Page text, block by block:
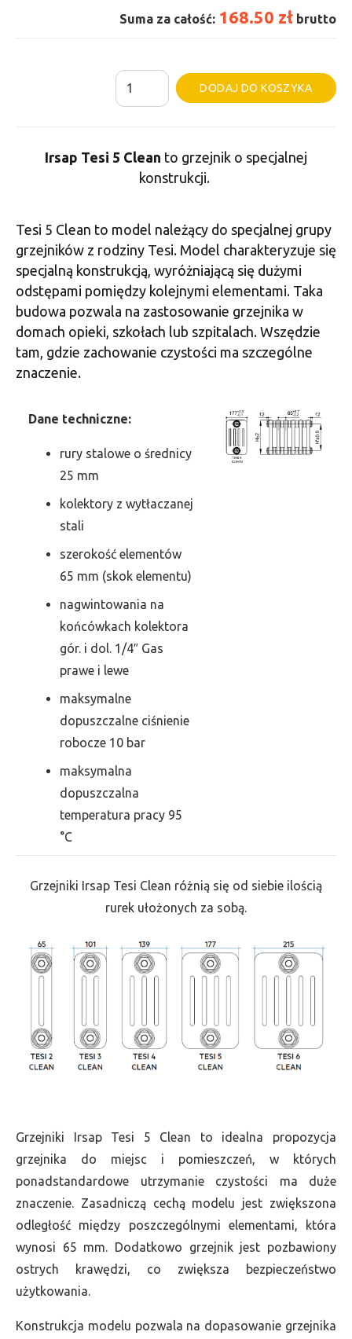
Suma za całość: 168.50 zł brutto
ilość
Grzejnik
1
Żeberko,
Wysokość
300
DODAJ DO KOSZYKA
Irsap Tesi 5 Clean to grzejnik o specjalnej
konstrukcji.
Tesi 5 Clean to model należący do specjalnej grupy
grzejników z rodziny Tesi. Model charakteryzuje się
specjalną konstrukcją, wyróżniającą się dużymi
odstępami pomiędzy kolejnymi elementami. Taka
budowa pozwala na zastosowanie grzejnika w
domach opieki, szkołach lub szpitalach. Wszędzie
tam, gdzie zachowanie czystości ma szczególne
znaczenie.
Dane techniczne:
rury stalowe o średnicy
25 mm
kolektory z wytłaczanej
stali
szerokość elementów
65 mm (skok elementu)
nagwintowania na
końcówkach kolektora
gór. i dol. 1/4″ Gas
prawe i lewe
maksymalne
dopuszczalne ciśnienie
robocze 10 bar
maksymalna
dopuszczalna
temperatura pracy 95
°C
Grzejniki Irsap Tesi Clean różnią się od siebie ilością
rurek ułożonych za sobą.
Grzejniki Irsap Tesi 5 Clean to idealna propozycja
grzejnika do miejsc i pomieszczeń, w których
ponadstandardowe utrzymanie czystości ma duże
znaczenie. Zasadniczą cechą modelu jest zwiększona
odległość między poszczególnymi elementami, która
wynosi 65 mm. Dodatkowo grzejnik jest pozbawiony
ostrych krawędzi, co zwiększa bezpieczeństwo
użytkowania.
Konstrukcja modelu pozwala na dopasowanie grzejnika